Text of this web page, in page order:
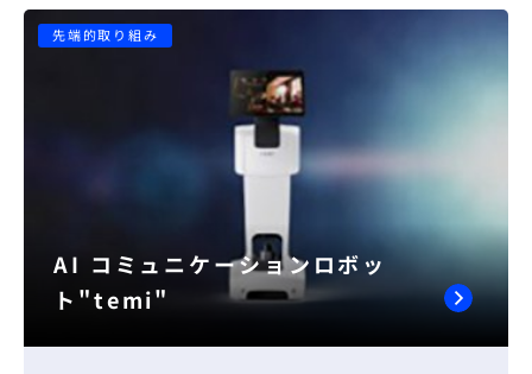
先端的取り組み
AI コミュニケーションロボッ
ト"temi"